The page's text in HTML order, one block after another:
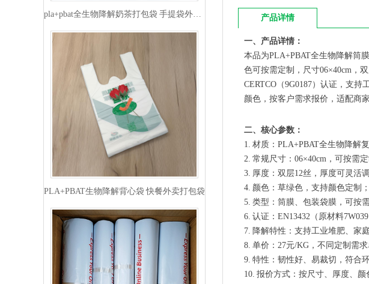
PLA+PBAT生物降解背心袋 快餐外卖打包袋
产品详情
一、产品详情：
本品为PLA+PBAT全生物降解筒
色可按需定制，尺寸06×40cm，
CERTCO（9G0187）认证，支
颜色，按客户需求报价，适配商
二、核心参数：
1. 材质：PLA+PBAT全生物降解
2. 常规尺寸：06×40cm，可按需定
3. 厚度：双层12丝，厚度可灵活调
4. 颜色：草绿色，支持颜色定制；
5. 类型：筒膜、包装袋膜，可按
6. 认证：EN13432（原材料
7. 降解特性：支持工业堆肥、家
8. 单价：27元/KG，不同定制需求
9. 特性：韧性好、易裁切，符合
10. 报价方式：按尺寸、厚度、颜